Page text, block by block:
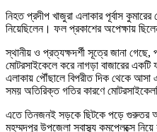
নিহত প্রদীপ খাজুরা এলাকার পূর্বাস
নিয়েছিলেন। ফল প্রকাশের অপেক্ষায়
স্থানীয় ও প্রত্যক্ষদর্শী সূত্রে জানা
মোটরসাইকেলে করে নাগড়া বাজারের
এলাকায় পৌঁছালে বিপরীত দিক থেকে আসা
সময় অতিরিক্ত গতির কারণে
এতে তিনজনই সড়কে ছিটকে পড়ে গুরুতর
মহম্মদপুর উপজেলা স্বাস্থ্য কমপ্লেক্সে